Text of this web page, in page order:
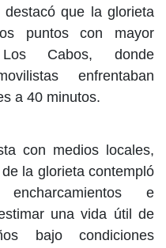
destacó que la glorieta
puntos con mayor
Los Cabos, donde
enfrentaban
a 40 minutos.
con medios locales,
la glorieta contempló
e
una vida útil de
bajo condiciones